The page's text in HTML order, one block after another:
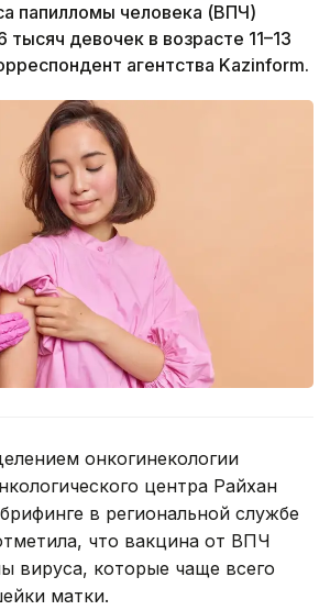
папилломы человека (ВПЧ)
тысяч девочек в возрасте 11–13
агентства Kazinform.
онкогинекологии
центра Райхан
в региональной службе
что вакцина от ВПЧ
вируса, которые чаще всего
матки.